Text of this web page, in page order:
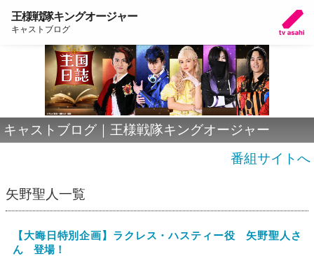
王様戦隊キングオージャー
キャストブログ
キャストブログ｜王様戦隊キングオージャー
番組サイトへ
矢野聖人一覧
【大晦日特別企画】ラクレス・ハスティー役 矢野聖人さ
ん 登場！